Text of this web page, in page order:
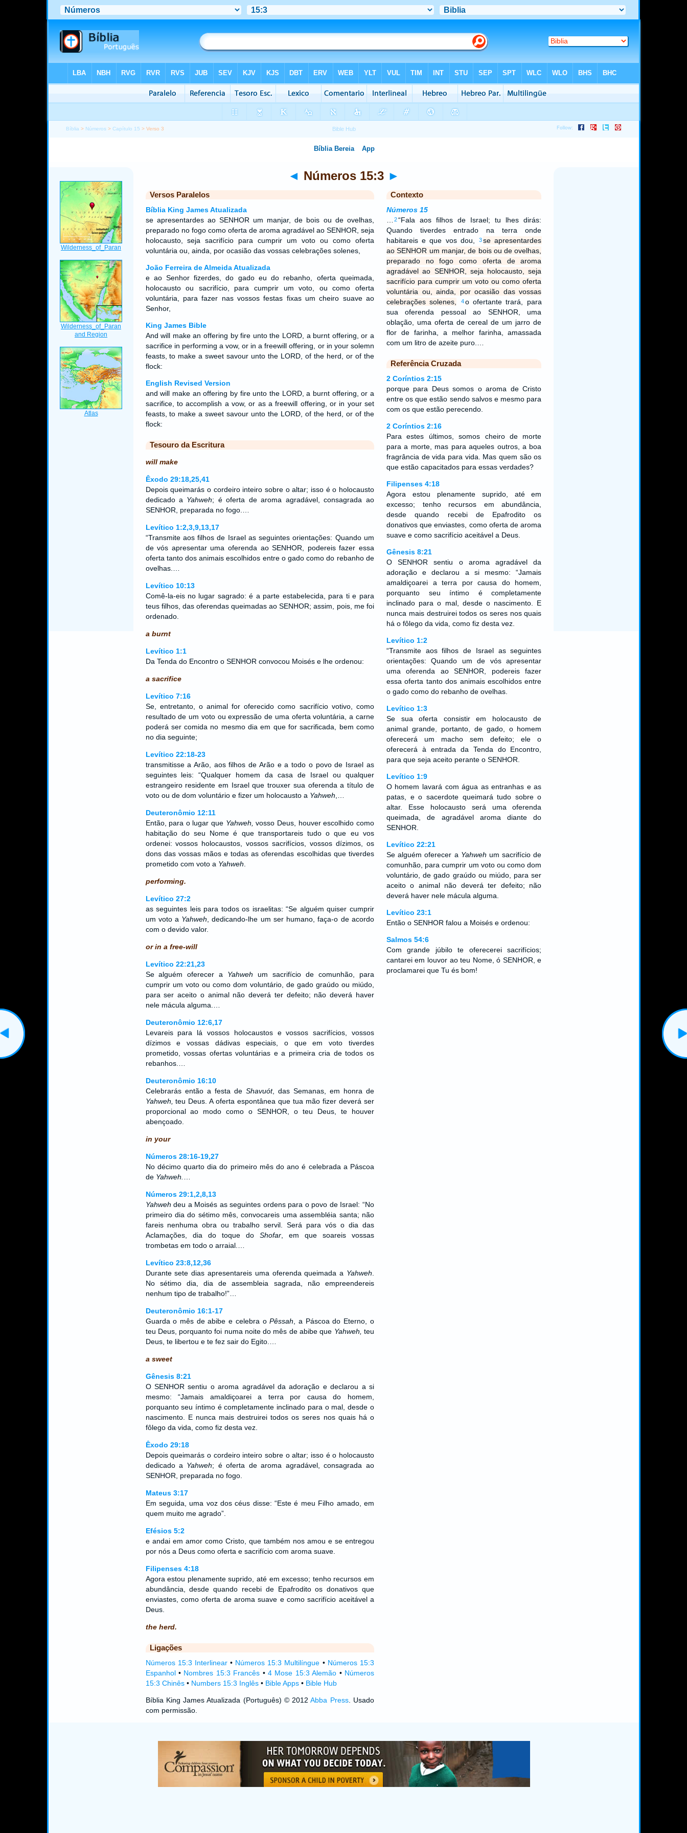
Bíblia > Números >Capítulo 15 > Verso 3
◄ Números 15:3 ►
Versos Paralelos
Bíblia King James Atualizada
se apresentardes ao SENHOR um manjar, de bois ou de ovelhas,
preparado no fogo como oferta de aroma agradável ao SENHOR, seja
holocausto, seja sacrifício para cumprir um voto ou como oferta
voluntária ou, ainda, por ocasião das vossas celebrações solenes,
João Ferreira de Almeida Atualizada
e ao Senhor fizerdes, do gado eu do rebanho, oferta queimada,
holocausto ou sacrifício, para cumprir um voto, ou como oferta
voluntária, para fazer nas vossos festas fixas um cheiro suave ao
Senhor,
King James Bible
And will make an offering by fire unto the LORD, a burnt offering, or a
sacrifice in performing a vow, or in a freewill offering, or in your solemn
feasts, to make a sweet savour unto the LORD, of the herd, or of the
flock:
English Revised Version
and will make an offering by fire unto the LORD, a burnt offering, or a
sacrifice, to accomplish a vow, or as a freewill offering, or in your set
feasts, to make a sweet savour unto the LORD, of the herd, or of the
flock:
Tesouro da Escritura
will make
Êxodo 29:18,25,41
Depois queimarás o cordeiro inteiro sobre o altar; isso é o holocausto
dedicado a Yahweh; é oferta de aroma agradável, consagrada ao
SENHOR, preparada no fogo.…
Levítico 1:2,3,9,13,17
“Transmite aos filhos de Israel as seguintes orientações: Quando um
de vós apresentar uma oferenda ao SENHOR, podereis fazer essa
oferta tanto dos animais escolhidos entre o gado como do rebanho de
ovelhas.…
Levítico 10:13
Comê-la-eis no lugar sagrado: é a parte estabelecida, para ti e para
teus filhos, das oferendas queimadas ao SENHOR; assim, pois, me foi
ordenado.
a burnt
Levítico 1:1
Da Tenda do Encontro o SENHOR convocou Moisés e lhe ordenou:
a sacrifice
Levítico 7:16
Se, entretanto, o animal for oferecido como sacrifício votivo, como
resultado de um voto ou expressão de uma oferta voluntária, a carne
poderá ser comida no mesmo dia em que for sacrificada, bem como
no dia seguinte;
Levítico 22:18-23
transmitisse a Arão, aos filhos de Arão e a todo o povo de Israel as
seguintes leis: “Qualquer homem da casa de Israel ou qualquer
estrangeiro residente em Israel que trouxer sua oferenda a título de
voto ou de dom voluntário e fizer um holocausto a Yahweh
Deuteronômio 12:11
Então, para o lugar que Yahweh, vosso Deus, houver escolhido como
habitação do seu Nome é que transportareis tudo o que eu vos
ordenei: vossos holocaustos, vossos sacrifícios, vossos dízimos, os
dons das vossas mãos e todas as oferendas escolhidas que tiverdes
prometido com voto a Yahweh
performing.
Levítico 27:2
as seguintes leis para todos os israelitas: “Se alguém quiser cumprir
um voto a Yahweh , dedicando-lhe um ser humano, faça-o de acordo
com o devido valor.
or in a free-will
Levítico 22:21,23
Se alguém oferecer a Yahweh um sacrifício de comunhão, para
cumprir um voto ou como dom voluntário, de gado graúdo ou miúdo,
para ser aceito o animal não deverá ter defeito; não deverá haver
nele mácula alguma.…
Deuteronômio 12:6,17
Levareis para lá vossos holocaustos e vossos sacrifícios, vossos
dízimos e vossas dádivas especiais, o que em voto tiverdes
prometido, vossas ofertas voluntárias e a primeira cria de todos os
rebanhos.…
Deuteronômio 16:10
Celebrarás então a festa de Shavuót, das Semanas, em honra de
Yahweh, teu Deus. A oferta espontânea que tua mão fizer deverá ser
proporcional ao modo como o SENHOR, o teu Deus, te houver
abençoado.
in your
Números 28:16-19,27
No décimo quarto dia do primeiro mês do ano é celebrada a Páscoa
de Yahweh.
Números 29:1,2,8,13
Yahweh deu a Moisés as seguintes ordens para o povo de Israel: “No
primeiro dia do sétimo mês, convocareis uma assembléia santa; não
fareis nenhuma obra ou trabalho servil. Será para vós o dia das
Aclamações, dia do toque do Shofar, em que soareis vossas
trombetas em todo o arraial.…
Levítico 23:8,12,36
Durante sete dias apresentareis uma oferenda queimada a Yahweh
No sétimo dia, dia de assembleia sagrada, não empreendereis
nenhum tipo de trabalho!”…
Deuteronômio 16:1-17
Guarda o mês de abibe e celebra oPêssah , a Páscoa do Eterno, o
teu Deus, porquanto foi numa noite do mês de abibe que Yahweh, teu
Deus, te libertou e te fez sair do Egito.…
a sweet
Gênesis 8:21
O SENHOR sentiu o aroma agradável da adoração e declarou a si
mesmo: “Jamais amaldiçoarei a terra por causa do homem,
porquanto seu íntimo é completamente inclinado para o mal, desde o
nascimento. E nunca mais destruirei todos os seres nos quais há o
fôlego da vida, como fiz desta vez.
Êxodo 29:18
Depois queimarás o cordeiro inteiro sobre o altar; isso é o holocausto
dedicado a Yahweh; é oferta de aroma agradável, consagrada ao
SENHOR, preparada no fogo.
Mateus 3:17
Em seguida, uma voz dos céus disse: “Este é meu Filho amado, em
quem muito me agrado”.
Efésios 5:2
e andai em amor como Cristo, que também nos amou e se entregou
por nós a Deus como oferta e sacrifício com aroma suave.
Filipenses 4:18
Agora estou plenamente suprido, até em excesso; tenho recursos em
abundância, desde quando recebi de Epafrodito os donativos que
enviastes, como oferta de aroma suave e como sacrifício aceitável a
Deus.
the herd.
Ligações
Números 15:3 Interlinear• Números 15:3 Multilíngue • Números 15:3
Espanhol• Nombres 15:3 Francês • 4 Mose 15:3 Alemão • Números
15:3 Chinês• Numbers 15:3 Inglês• Bible Apps• Bible Hub
Bíblia King James Atualizada (Português) © 2012Abba Press. Usado
com permissão.
Contexto
Números 15
2“Fala aos filhos de Israel; tu lhes dirás:
Quando tiverdes entrado na terra onde
habitareis e que vos dou,
3se apresentardes
ao SENHOR um manjar, de bois ou de ovelhas,
preparado no fogo como oferta de aroma
agradável ao SENHOR, seja holocausto, seja
sacrifício para cumprir um voto ou como oferta
voluntária ou, ainda, por ocasião das vossas
celebrações solenes,
4 o ofertante trará, para
sua oferenda pessoal ao SENHOR, uma
oblação, uma oferta de cereal de um jarro de
flor de farinha, a melhor farinha, amassada
com um litro de azeite puro.…
Referência Cruzada
2 Coríntios 2:15
porque para Deus somos o aroma de Cristo
entre os que estão sendo salvos e mesmo para
com os que estão perecendo.
2 Coríntios 2:16
Para estes últimos, somos cheiro de morte
para a morte, mas para aqueles outros, a boa
fragrância de vida para vida. Mas quem são os
que estão capacitados para essas verdades?
Filipenses 4:18
Agora estou plenamente suprido, até em
excesso; tenho recursos em abundância,
desde quando recebi de Epafrodito os
donativos que enviastes, como oferta de aroma
suave e como sacrifício aceitável a Deus.
Gênesis 8:21
O SENHOR sentiu o aroma agradável da
adoração e declarou a si mesmo: “Jamais
amaldiçoarei a terra por causa do homem,
porquanto seu íntimo é completamente
inclinado para o mal, desde o nascimento. E
nunca mais destruirei todos os seres nos quais
há o fôlego da vida, como fiz desta vez.
Levítico 1:2
“Transmite aos filhos de Israel as seguintes
orientações: Quando um de vós apresentar
uma oferenda ao SENHOR, podereis fazer
essa oferta tanto dos animais escolhidos entre
o gado como do rebanho de ovelhas.
Levítico 1:3
Se sua oferta consistir em holocausto de
animal grande, portanto, de gado, o homem
oferecerá um macho sem defeito; ele o
oferecerá à entrada da Tenda do Encontro,
para que seja aceito perante o SENHOR.
Levítico 1:9
O homem lavará com água as entranhas e as
patas, e o sacerdote queimará tudo sobre o
altar. Esse holocausto será uma oferenda
queimada, de agradável aroma diante do
SENHOR.
Levítico 22:21
Se alguém oferecer a Yahweh um sacrifício de
comunhão, para cumprir um voto ou como dom
voluntário, de gado graúdo ou miúdo, para ser
aceito o animal não deverá ter defeito; não
deverá haver nele mácula alguma.
Levítico 23:1
Então o SENHOR falou a Moisés e ordenou:
Salmos 54:6
Com grande júbilo te oferecerei sacrifícios;
cantarei em louvor ao teu Nome, ó SENHOR, e
proclamarei que Tu és bom!